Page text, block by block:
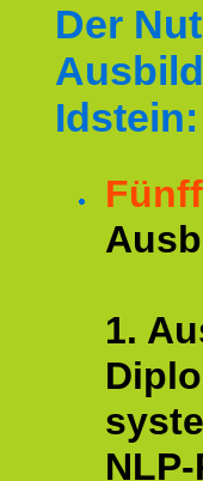
Der
Idstein:
1.